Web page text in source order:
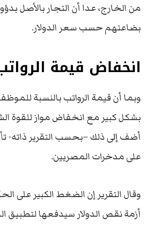
من الخارج، عدا أن التجار بالأصل
بضاعتهم حسب سعر الدولار.
انخفاض قيمة
وبما أن قيمة الرواتب بالنسبة
بشكل كبير مع انخفاض مواز للقوة
أضف إلى ذلك –بحسب التقرير ذاته-
على مدخرات المصريين.
وقال التقرير إن الضغط الكبير على
أزمة نقص الدولار سيدفعها لتطبيق